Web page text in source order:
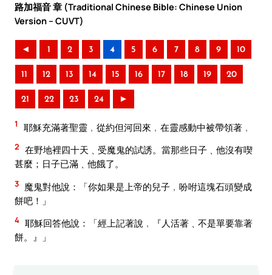
路加福音 章 (Traditional Chinese Bible: Chinese Union
Version – CUVT)
◄ 1 2 3 4 5 6 7 8 9 10
11 12 13 14 15 16 17 18 19 20
21 22 23 24 ►
1 耶穌充滿著聖靈﹐從約但河回來﹐在靈感動中被帶領著﹐
2 在野地裡四十天﹑受魔鬼的試誘。當那些日子﹑他沒有喫
甚麼；日子已滿﹑他餓了。
3 魔鬼對他說：「你如果是上帝的兒子﹐吩咐這塊石頭變成
餅吧！」
4 耶穌回答他說：「經上記著說﹐『人活著﹑不是單要靠著
餅。』」